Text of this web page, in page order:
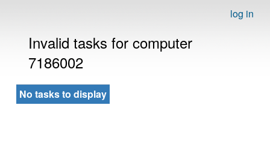
log in
Invalid tasks for computer
7186002
No tasks to display